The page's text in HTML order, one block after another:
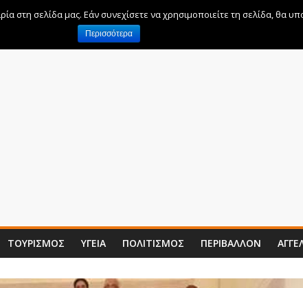
ΤΟΥΡΙΣΜΌΣ ΥΓΕΊΑ ΠΟΛΙΤΙΣΜΌΣ ΠΕΡΙΒΆΛΛΟΝ
σελίδα μας. Εάν συνεχίσετε να χρησιμοποιείτε τη σελίδα, θα
Περισσότερα